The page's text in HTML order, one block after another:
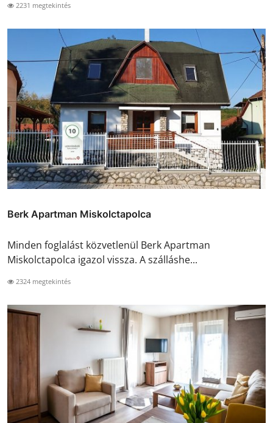
2231 megtekintés
Berk Apartman Miskolctapolca
Minden foglalást közvetlenül Berk Apartman
Miskolctapolca igazol vissza. A szálláshe...
2324 megtekintés